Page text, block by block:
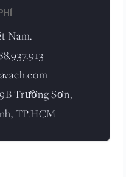
Nam.
Trường Sơn,
TP.HCM